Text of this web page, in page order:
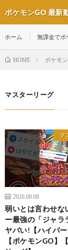
ポケモンGO 最新
ホーム 無課金でポ
HOME ポケモ
マスターリーグ
マ
2026.08.08
弱いとは言わせな
ー最強の「ジャラ
ヤバい!【ハイパー
【ポケモンGO】